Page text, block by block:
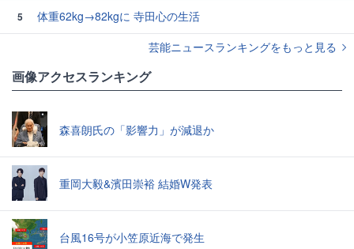
5
体重62kg→82kgに 寺田心の生活
芸能ニュースランキングをもっと見る
画像アクセスランキング
森喜朗氏の「影響力」が減退か
重岡大毅&濱田崇裕 結婚W発表
台風16号が小笠原近海で発生